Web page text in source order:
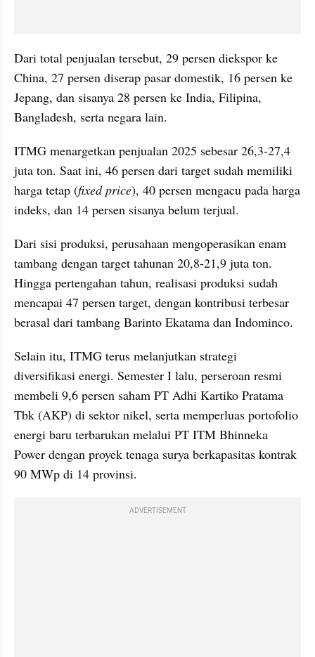
Dari total penjualan tersebut, 29 persen diekspor ke
China, 27 persen diserap pasar domestik, 16 persen ke
Jepang, dan sisanya 28 persen ke India, Filipina,
Bangladesh, serta negara lain.
ITMG menargetkan penjualan 2025 sebesar 26,3-27,4
juta ton. Saat ini, 46 persen dari target sudah memiliki
harga tetap (fixed price), 40 persen mengacu pada harga
indeks, dan 14 persen sisanya belum terjual.
Dari sisi produksi, perusahaan mengoperasikan enam
tambang dengan target tahunan 20,8-21,9 juta ton.
Hingga pertengahan tahun, realisasi produksi sudah
mencapai 47 persen target, dengan kontribusi terbesar
berasal dari tambang Barinto Ekatama dan Indominco.
Selain itu, ITMG terus melanjutkan strategi
diversifikasi energi. Semester I lalu, perseroan resmi
membeli 9,6 persen saham PT Adhi Kartiko Pratama
Tbk (AKP) di sektor nikel, serta memperluas portofolio
energi baru terbarukan melalui PT ITM Bhinneka
Power dengan proyek tenaga surya berkapasitas kontrak
90 MWp di 14 provinsi.
ADVERTISEMENT